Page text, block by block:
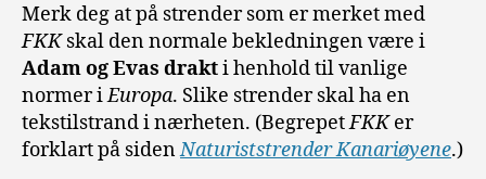
Merk deg at på strender som er merket med
FKKskal den normale bekledningen være i
Adam og Evas drakti henhold til vanlige
normer iEuropa. Slike strender skal ha en
tekstilstrand i nærheten. (BegrepetFKKer
forklart på sidenNaturiststrender Kanariøyene.)